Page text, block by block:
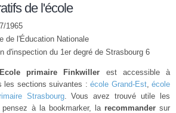
de l'école
1965
de l'Éducation Nationale
d'inspection du 1er degré de Strasbourg 6
Ecole primaire Finkwiller est accessible à
les sections suivantes :école Grand-Est,école
Strasbourg. Vous avez trouvé utile les
à la bookmarker, la recommandersur